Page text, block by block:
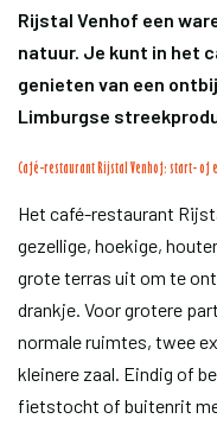
Rijstal Venhof een
natuur. Je kunt in het
genieten van een
Limburgse
Café-restaurant Rijstal Venhof: start- of
Het café-restaurant
gezellige, hoekige,
grote terras uit om te
drankje. Voor grotere
normale ruimtes, twee
kleinere zaal. Eindig of
fietstocht of buitenrit